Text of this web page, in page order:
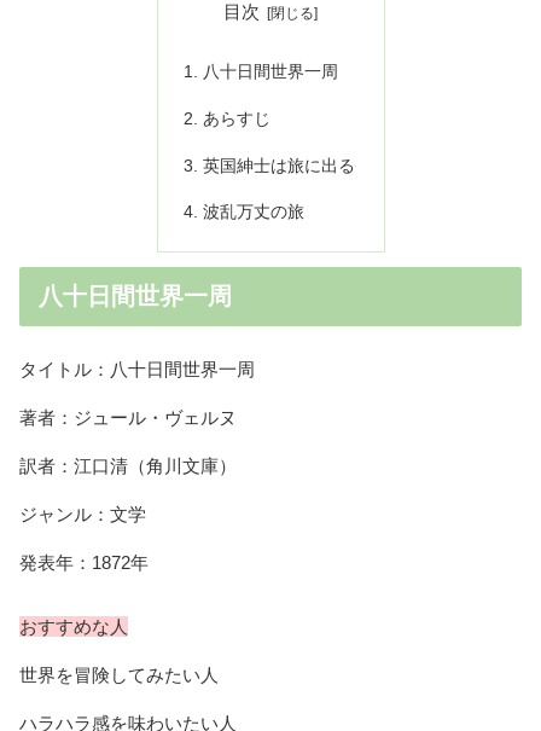
目次
八十日間世界一周
あらすじ
英国紳士は旅に出る
波乱万丈の旅
八十日間世界一周
タイトル：八十日間世界一周
著者：ジュール・ヴェルヌ
訳者：江口清（角川文庫）
ジャンル：文学
発表年：1872年
おすすめな人
世界を冒険してみたい人
ハラハラ感を味わいたい人